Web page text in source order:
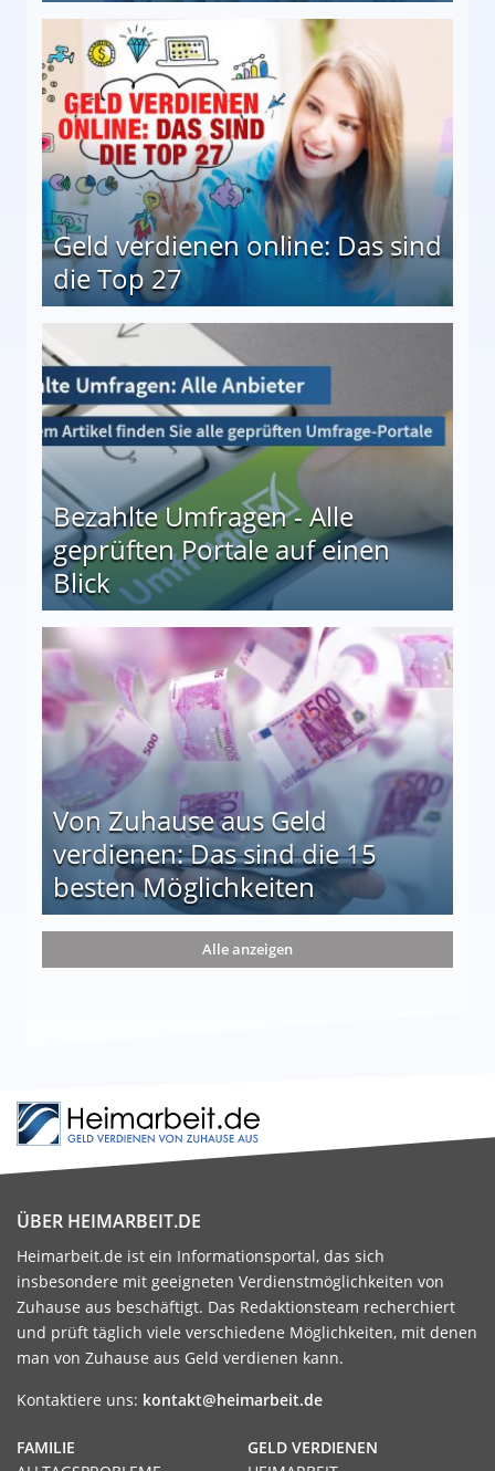
Geld verdienen online: Das sind
die Top 27
Bezahlte Umfragen - Alle
geprüften Portale auf einen
Blick
auf einen Blick
Von Zuhause aus Geld
verdienen: Das sind die 15
besten Möglichkeiten
die 15 besten Möglichkeiten
Alle anzeigen
ÜBER HEIMARBEIT.DE
Heimarbeit.de ist ein Informationsportal, das sich
insbesondere mit geeigneten Verdienstmöglichkeiten von
Zuhause aus beschäftigt. Das Redaktionsteam recherchiert
und prüft täglich viele verschiedene Möglichkeiten, mit denen
man von Zuhause aus Geld verdienen kann.
Kontaktiere uns: kontakt@heimarbeit.de
GELD VERDIENEN
FAMILIE